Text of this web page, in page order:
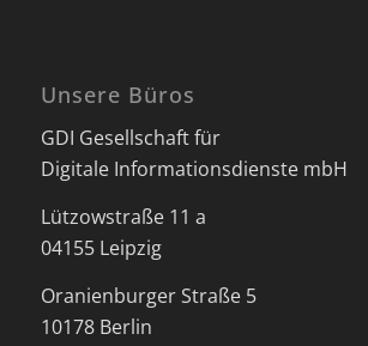
Unsere Büros
GDI Gesellschaft für
Digitale Informationsdienste mbH
Lützowstraße 11 a
04155 Leipzig
Oranienburger Straße 5
10178 Berlin